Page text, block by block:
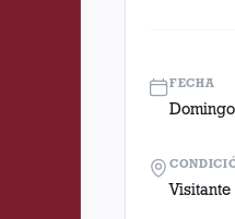
FECHA
Visitante